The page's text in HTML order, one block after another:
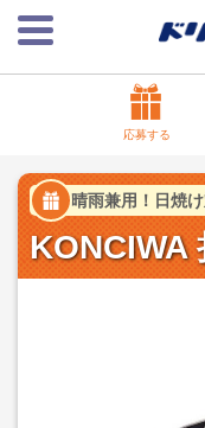
応募する
晴雨兼用！日焼
KONCIWA